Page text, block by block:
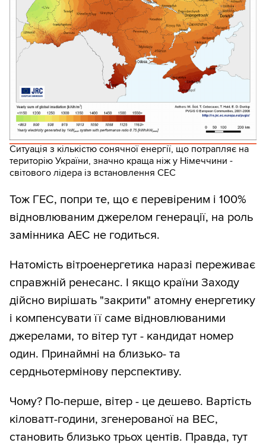
Ситуація з кількістю сонячної енергії, що потрапляє на
територію України, значно краща ніж у Німеччини -
світового лідера із встановлення СЕС
Тож ГЕС, попри те, що є перевіреним і 100%
відновлюваним джерелом генерації, на роль
замінника АЕС не годиться.
Натомість вітроенергетика наразі переживає
справжній ренесанс. І якщо країни Заходу
дійсно вирішать "закрити" атомну енергетику
і компенсувати її саме відновлюваними
джерелами, то вітер тут - кандидат номер
один. Принаймні на близько- та
сердньотермінову перспективу.
Чому? По-перше, вітер - це дешево. Вартість
кіловатт-години, згенерованої на ВЕС,
становить близько трьох центів. Правда, тут